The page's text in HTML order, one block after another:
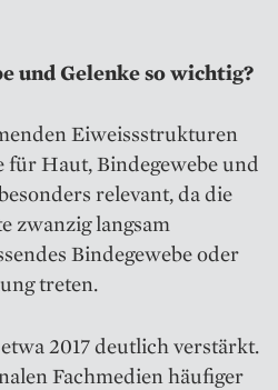
und Gelenke so wichtig?
Eiweissstrukturen
Haut, Bindegewebe und
relevant, da die
zwanzig langsam
Bindegewebe oder
treten.
2017 deutlich verstärkt.
Fachmedien häufiger